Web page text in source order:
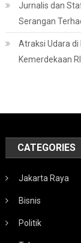
Jurnalis dan
Serangan
Atraksi Udara
Kemerdekaan RI
CATEGORIES
Jakarta Raya
Bisnis
Politik